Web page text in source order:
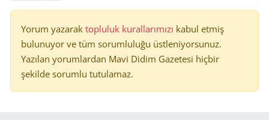
Yorum yazarak topluluk kurallarımızı kabul etmiş
bulunuyor ve tüm sorumluluğu üstleniyorsunuz.
Yazılan yorumlardan Mavi Didim Gazetesi hiçbir
şekilde sorumlu tutulamaz.